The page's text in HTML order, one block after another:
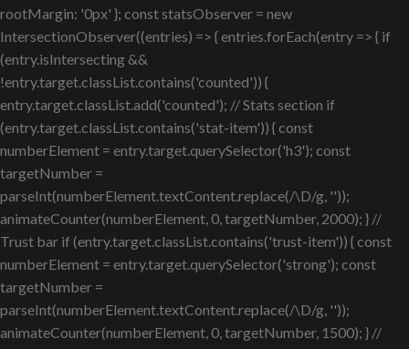
rootMargin: '0px' }; const statsObserver = new
IntersectionObserver((entries) => { entries.forEach(entry => { if
(entry.isIntersecting &&
!entry.target.classList.contains('counted')) {
entry.target.classList.add('counted'); // Stats section if
(entry.target.classList.contains('stat-item')) { const
numberElement = entry.target.querySelector('h3'); const
targetNumber =
parseInt(numberElement.textContent.replace(/\D/g, ''));
animateCounter(numberElement, 0, targetNumber, 2000); } //
Trust bar if (entry.target.classList.contains('trust-item')) { const
numberElement = entry.target.querySelector('strong'); const
targetNumber =
parseInt(numberElement.textContent.replace(/\D/g, ''));
animateCounter(numberElement, 0, targetNumber, 1500); } //